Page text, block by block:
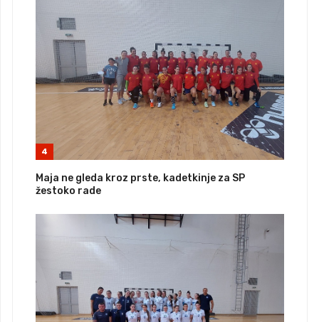
4
Maja ne gleda kroz prste, kadetkinje za SP
žestoko rade